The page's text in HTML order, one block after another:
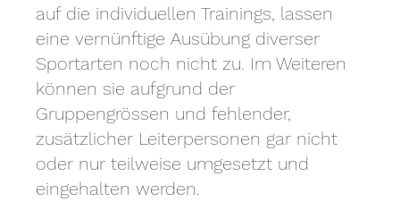
auf die individuellen Trainings, lassen
eine vernünftige Ausübung diverser
Sportarten noch nicht zu. Im Weiteren
können sie aufgrund der
Gruppengrössen und fehlender,
zusätzlicher Leiterpersonen gar nicht
oder nur teilweise umgesetzt und
eingehalten werden.